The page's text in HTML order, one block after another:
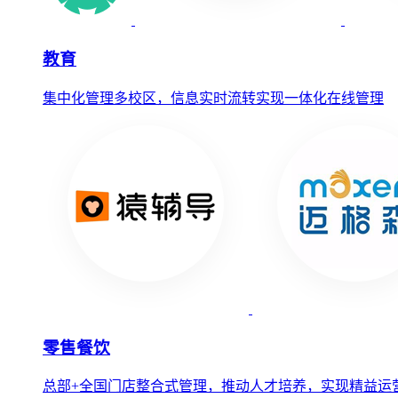
教育
集中化管理多校区，信息实时流转实现一体化在线管理
零售餐饮
总部+全国门店整合式管理，推动人才培养，实现精益运